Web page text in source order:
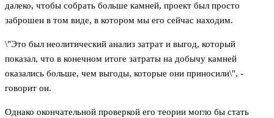
далеко, чтобы собрать больше камней, проект был просто
заброшен в том виде, в котором мы его сейчас находим.
\"Это был неолитический анализ затрат и выгод, который
показал, что в конечном итоге затраты на добычу камней
оказались больше, чем выгоды, которые они приносили\", -
говорит он.
Однако окончательной проверкой его теории могло бы стать